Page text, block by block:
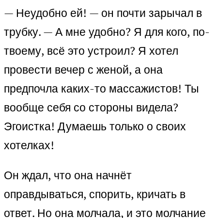
— Неудобно ей! — он почти зарычал в
трубку. — А мне удобно? Я для кого, по-
твоему, всё это устроил? Я хотел
провести вечер с женой, а она
предпочла каких-то массажистов! Ты
вообще себя со стороны видела?
Эгоистка! Думаешь только о своих
хотелках!
Он ждал, что она начнёт
оправдываться, спорить, кричать в
ответ. Но она молчала, и это молчание